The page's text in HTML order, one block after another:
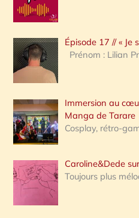
r
c
h
e
:
Épisode 17 // « Je
Prénom : Lilian
Immersion au
Manga de Tarare
Cosplay, rétro-
Caroline&Dede
Toujours plus